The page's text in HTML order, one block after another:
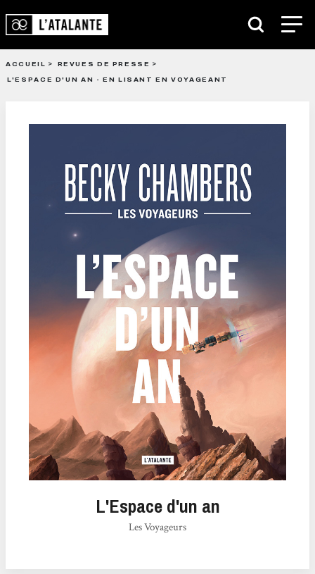
ACCUEIL
REVUES DE PRESSE
L'ESPACE D'UN AN - EN LISANT EN VOYAGEANT
L'Espace d'un an
Les Voyageurs